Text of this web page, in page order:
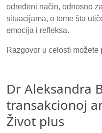
određeni način, odnosno
situacijama, o tome šta
emocija i refleksa.
Razgovor u celosti možete
Dr Aleksandra
transakcionoj
Život plus